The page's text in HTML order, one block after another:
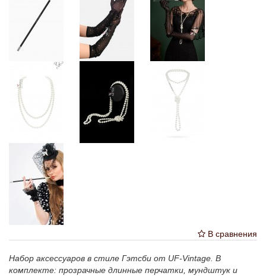
В сравнения
Набор аксессуаров в стиле Гэтсби от UF-Vintage. В
комплекте: прозрачные длинные перчатки, мундштук и